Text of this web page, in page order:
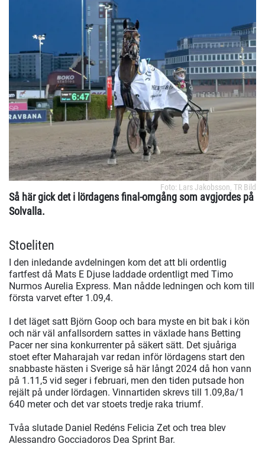
Foto: Lars Jakobsson, TR Bild
Så här gick det i lördagens final-omgång som avgjordes på
Solvalla.
Stoeliten
I den inledande avdelningen kom det att bli ordentlig
fartfest då Mats E Djuse laddade ordentligt med Timo
Nurmos Aurelia Express. Man nådde ledningen och kom till
första varvet efter 1.09,4.
I det läget satt Björn Goop och bara myste en bit bak i kön
och när väl anfallsordern sattes in växlade hans Betting
Pacer ner sina konkurrenter på säkert sätt. Det sjuåriga
stoet efter Maharajah var redan inför lördagens start den
snabbaste hästen i Sverige så här långt 2024 då hon vann
på 1.11,5 vid seger i februari, men den tiden putsade hon
rejält på under lördagen. Vinnartiden skrevs till 1.09,8a/1
640 meter och det var stoets tredje raka triumf.
Tvåa slutade Daniel Redéns Felicia Zet och trea blev
Alessandro Gocciadoros Dea Sprint Bar.